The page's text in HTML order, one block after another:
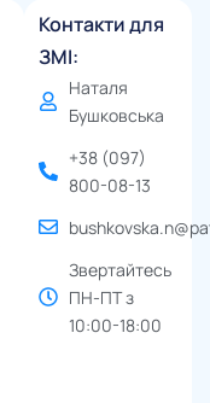
Контакти для
ЗМІ:
Наталя
Бушковська
+38 (097)
800-08-13
Звертайтесь
ПН-ПТ з
10:00-18:00